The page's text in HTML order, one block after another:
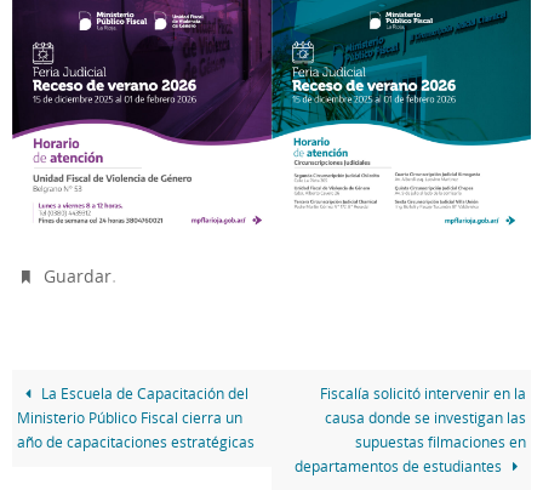
Guardar.
La Escuela de Capacitación del
Ministerio Público Fiscal cierra un
año de capacitaciones estratégicas
Fiscalía solicitó intervenir en la
causa donde se investigan las
supuestas filmaciones en
departamentos de estudiantes